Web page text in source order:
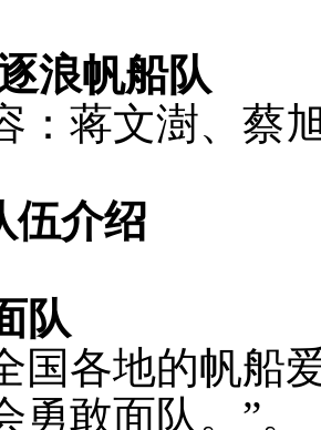
浪帆船队
：蒋文澍、蔡
伍介绍
队
国各地的帆船
勇敢面队。”。